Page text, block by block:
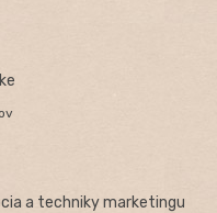
a techniky marketingu